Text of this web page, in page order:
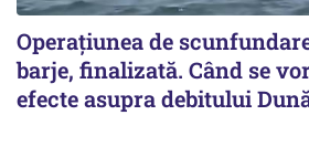
Operațiunea de
barje, finalizată. Când se
efecte asupra debitului